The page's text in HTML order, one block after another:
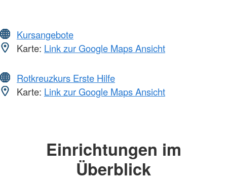
Kursangebote
Karte: Link zur Google Maps Ansicht
Rotkreuzkurs Erste Hilfe
Karte: Link zur Google Maps Ansicht
Einrichtungen im
Überblick